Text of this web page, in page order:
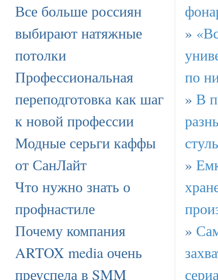
Все больше россиян
выбирают натяжные
потолки
Профессиональная
переподготовка как шаг
к новой профессии
Модные серьги каффы
от СанЛайт
Что нужно знать о
профнастиле
Почему компания
ARTOX media очень
преуспела в SMM
»
по
» В
»
»